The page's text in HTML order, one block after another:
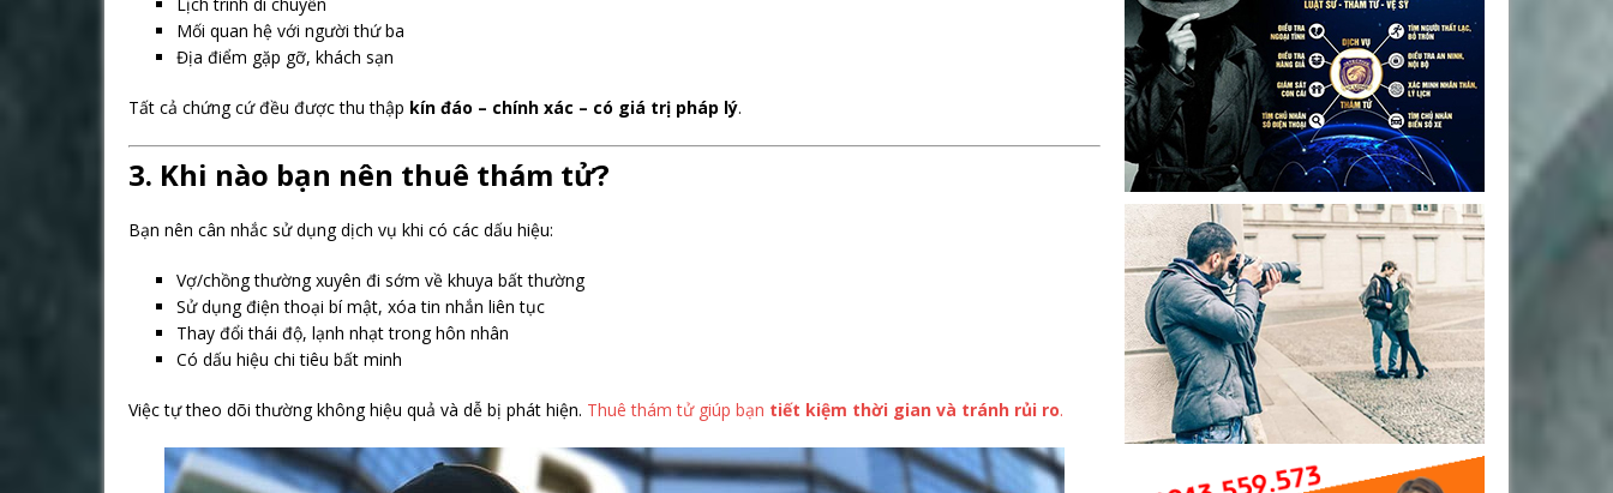
Mối quan hệ với người thứ ba
Địa điểm gặp gỡ, khách sạn
Tất cả chứng cứ đều được thu thập kín đáo – chính xác – có giá trị pháp lý.
3. Khi nào bạn nên thuê thám tử?
Bạn nên cân nhắc sử dụng dịch vụ khi có các dấu hiệu:
Vợ/chồng thường xuyên đi sớm về khuya bất thường
Sử dụng điện thoại bí mật, xóa tin nhắn liên tục
Thay đổi thái độ, lạnh nhạt trong hôn nhân
Có dấu hiệu chi tiêu bất minh
Việc tự theo dõi thường không hiệu quả và dễ bị phát hiện. Thuê thám tử giúp bạn tiết kiệm thời gian và tránh rủi ro.